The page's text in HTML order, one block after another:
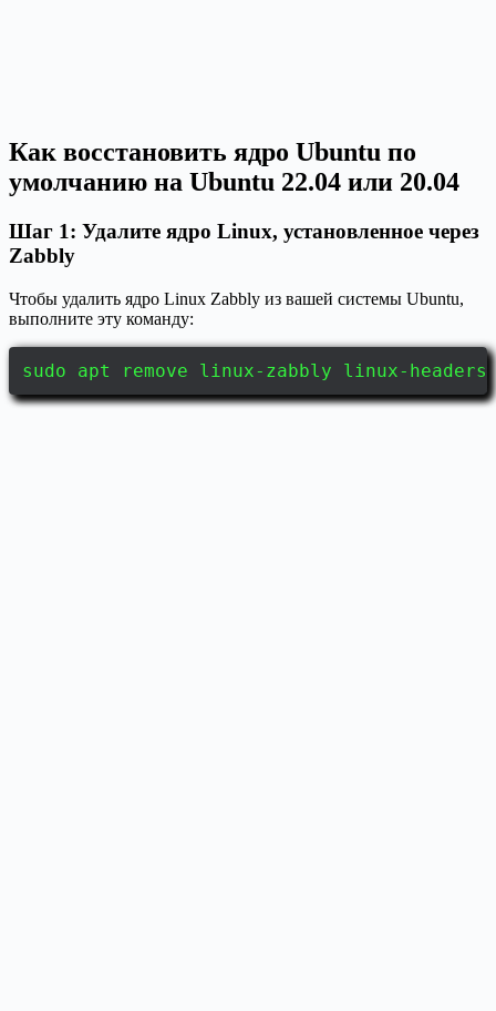
Как восстановить ядро Ubuntu по
умолчанию на Ubuntu 22.04 или 20.04
Шаг 1: Удалите ядро Linux, установленное через
Zabbly
Чтобы удалить ядро Linux Zabbly из вашей системы Ubuntu,
выполните эту команду:
sudo apt remove linux-zabbly linux-